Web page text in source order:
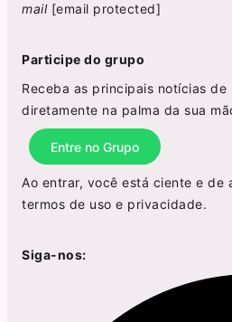
mail [email protected]
Participe do grupo
Receba as principais notícias de
diretamente na palma da sua
Entre no Grupo
Ao entrar, você está ciente e de
termos de uso e privacidade.
Siga-nos: